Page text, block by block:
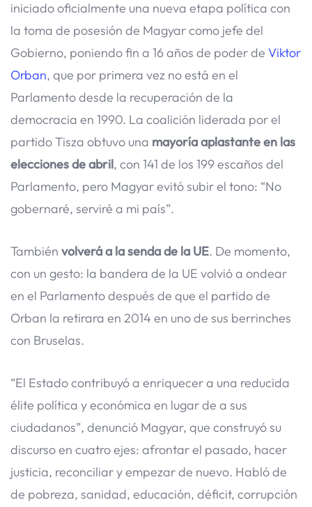
iniciado oficialmente una nueva etapa política con
la toma de posesión de Magyar como jefe del
Gobierno, poniendo fin a 16 años de poder de Viktor
Orban, que por primera vez no está en el
Parlamento desde la recuperación de la
democracia en 1990. La coalición liderada por el
partido Tisza obtuvo una mayoría aplastante en las
elecciones de abril, con 141 de los 199 escaños del
Parlamento, pero Magyar evitó subir el tono: “No
gobernaré, serviré a mi país”.
También volverá a la senda de la UE. De momento,
con un gesto: la bandera de la UE volvió a ondear
en el Parlamento después de que el partido de
Orban la retirara en 2014 en uno de sus berrinches
con Bruselas.
“El Estado contribuyó a enriquecer a una reducida
élite política y económica en lugar de a sus
ciudadanos”, denunció Magyar, que construyó su
discurso en cuatro ejes: afrontar el pasado, hacer
justicia, reconciliar y empezar de nuevo. Habló de
de pobreza, sanidad, educación, déficit, corrupción